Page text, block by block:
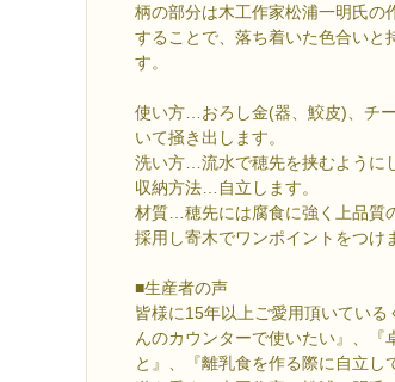
柄の部分は木工作家松浦一明氏の
することで、落ち着いた色合いと
す。
使い方…おろし金(器、鮫皮)、チ
いて掻き出します。
洗い方…流水で穂先を挟むように
収納方法…自立します。
材質…穂先には腐食に強く上品質
採用し寄木でワンポイントをつけ
■生産者の声
皆様に15年以上ご愛用頂いてい
んのカウンターで使いたい』、『
と』、『離乳食を作る際に自立